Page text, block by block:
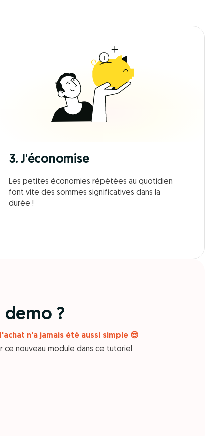
3. J'économise
Les petites économies répétées au quotidien
font vite des sommes significatives dans la
durée !
demo ?
n'a jamais été aussi simple 😎
ce nouveau module dans ce tutoriel